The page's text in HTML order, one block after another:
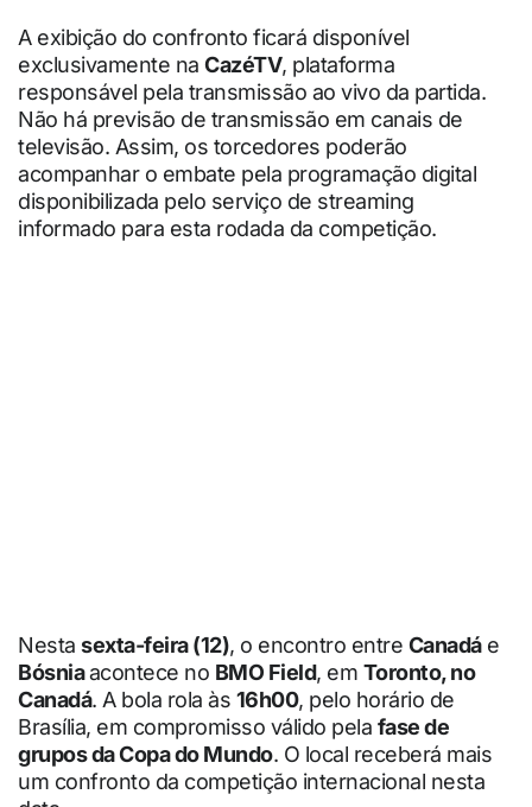
A exibição do confronto ficará disponível
exclusivamente na CazéTV, plataforma
responsável pela transmissão ao vivo da partida.
Não há previsão de transmissão em canais de
televisão. Assim, os torcedores poderão
acompanhar o embate pela programação digital
disponibilizada pelo serviço de streaming
informado para esta rodada da competição.
Nesta sexta-feira (12), o encontro entre Canadáe
Bósniaacontece no BMO Field, em Toronto, no
Canadá. A bola rola às 16h00, pelo horário de
Brasília, em compromisso válido pela fase de
grupos da Copa do Mundo. O local receberá mais
um confronto da competição internacional nesta